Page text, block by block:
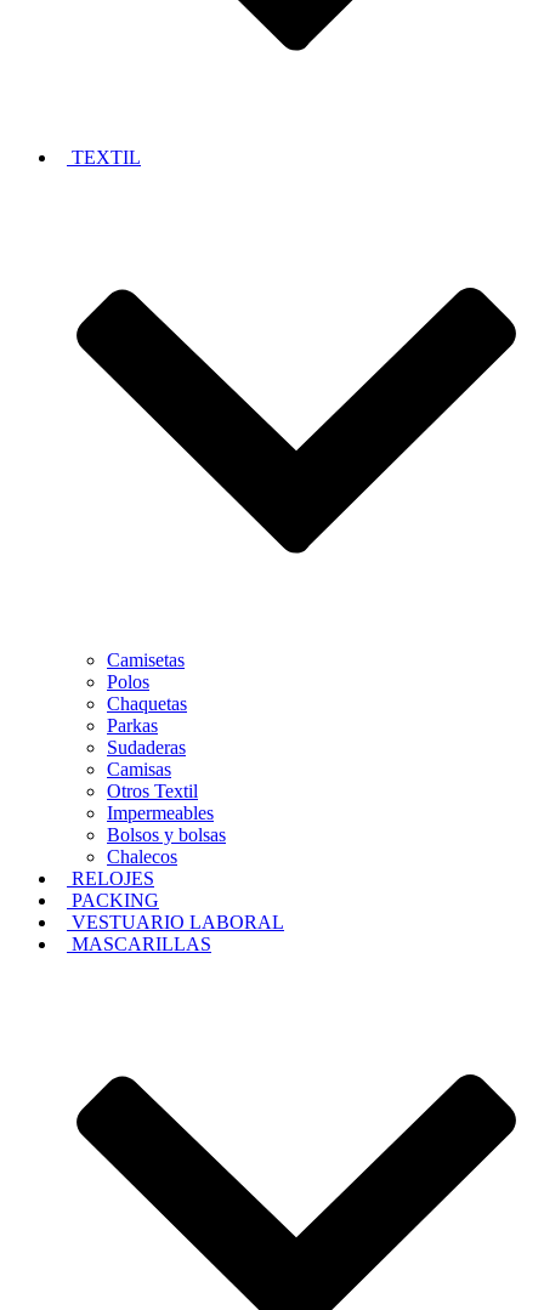
TEXTIL
Camisetas
Polos
Chaquetas
Parkas
Sudaderas
Camisas
Otros Textil
Impermeables
Bolsos y bolsas
Chalecos
RELOJES
PACKING
VESTUARIO LABORAL
MASCARILLAS